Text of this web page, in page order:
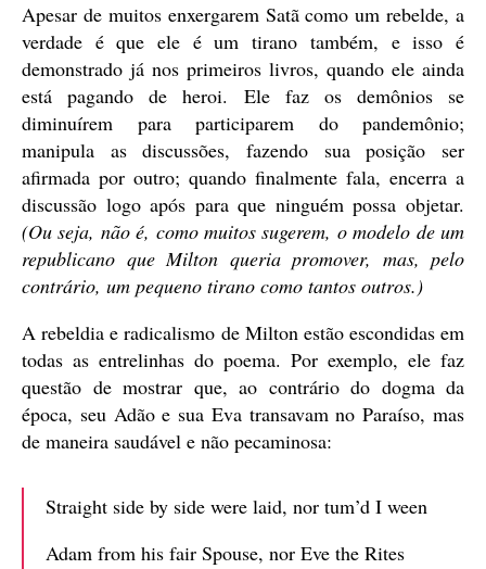
Apesar de muitos enxergarem Satã como um rebelde, a
verdade é que ele é um tirano também, e isso é
demonstrado já nos primeiros livros, quando ele ainda
está pagando de heroi. Ele faz os demônios se
diminuírem para participarem do pandemônio;
manipula as discussões, fazendo sua posição ser
afirmada por outro; quando finalmente fala, encerra a
discussão logo após para que ninguém possa objetar.
(Ou seja, não é, como muitos sugerem, o modelo de um
republicano que Milton queria promover, mas, pelo
contrário, um pequeno tirano como tantos outros.)
A rebeldia e radicalismo de Milton estão escondidas em
todas as entrelinhas do poema. Por exemplo, ele faz
questão de mostrar que, ao contrário do dogma da
época, seu Adão e sua Eva transavam no Paraíso, mas
de maneira saudável e não pecaminosa:
Straight side by side were laid, nor tum’d I ween
Adam from his fair Spouse, nor Eve the Rites